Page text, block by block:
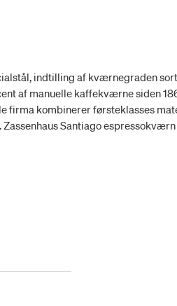
indtilling af kværnegraden
af manuelle kaffekværne siden
firma kombinerer førsteklasses
Santiago
der maler så jævnt og fint, at